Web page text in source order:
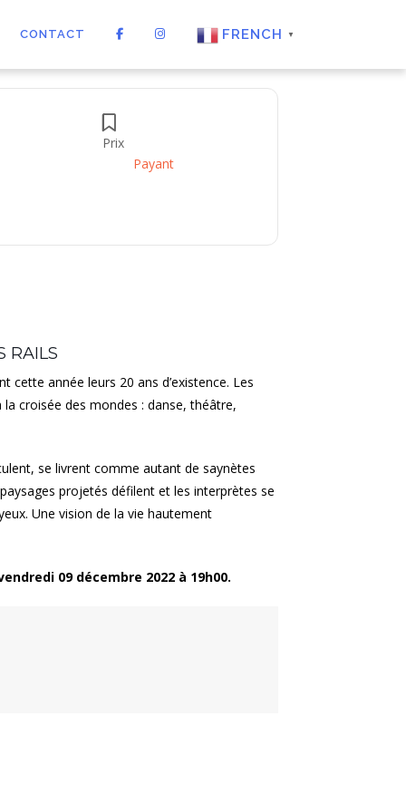
CONTACT FRENCH ▼
Prix
Payant
RAILS
année leurs 20 ans d’existence. Les
croisée des mondes : danse, théâtre,
se livrent comme autant de saynètes
projetés défilent et les interprètes se
Une vision de la vie hautement
09 décembre 2022 à 19h00.